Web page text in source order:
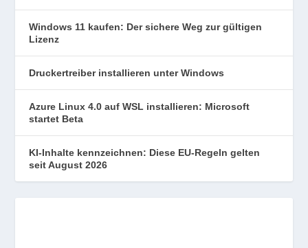
Windows 11 kaufen: Der sichere Weg zur gültigen
Lizenz
Druckertreiber installieren unter Windows
Azure Linux 4.0 auf WSL installieren: Microsoft
startet Beta
KI-Inhalte kennzeichnen: Diese EU-Regeln gelten
seit August 2026